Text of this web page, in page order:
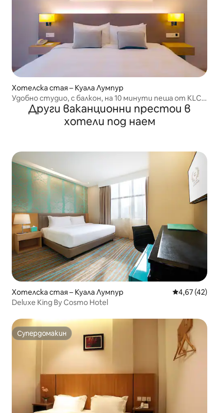
Хотелска стая – Куала Лумпур
Удобно студио, с балкон, на 10 минути пеша от KLCC
Други ваканционни престои в
хотели под наем
Хотелска стая – Куала Лумпур Средна
4,67 (42)
Deluxe King By Cosmo Hotel
Супердомакин
Супердомакин